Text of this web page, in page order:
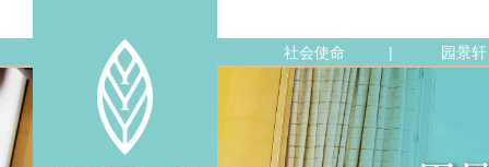
社会使命 | 园景轩